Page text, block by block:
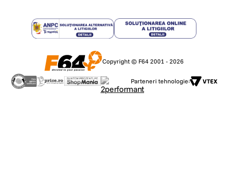
Copyright © F64 2001 - 2026
Parteneri tehnologie: